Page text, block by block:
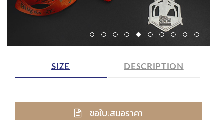
SIZE DESCRIPTION
ขอใบเสนอราคา